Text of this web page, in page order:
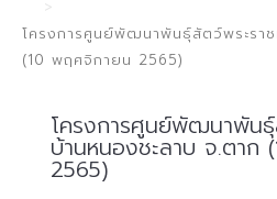
โครงการศูนย์พัฒนาพันธุ์สัตว์พระรา
(10 พฤศจิกายน 2565)
โครงการศูนย์พัฒนาพันธุ์
บ้านหนองชะลาบ จ.ตาก
2565)